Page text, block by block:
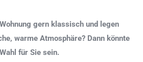
gern klassisch und legen
warme Atmosphäre? Dann könnte
für Sie sein.